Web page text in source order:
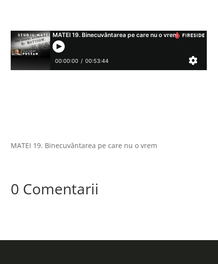
MATEI 19. Binecuvântarea pe care nu o vrem
0 Comentarii